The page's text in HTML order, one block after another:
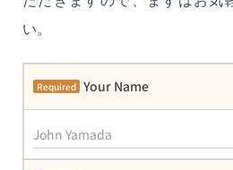
い。
Required Your Name